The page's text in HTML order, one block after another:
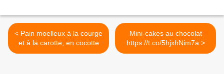
< Pain moelleux à la courge
et à la carotte, en cocotte
Mini-cakes au chocolat
https://t.co/5hjxhNim7a >